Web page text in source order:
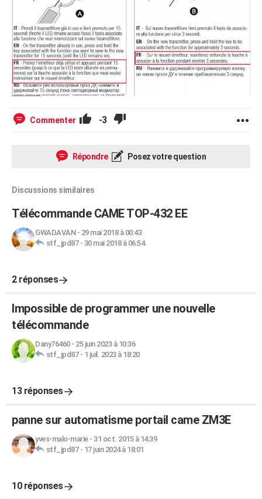
Commenter -3
Répondre Posez votre question
Discussions similaires
Télécommande CAME TOP-432 EE
GWADAVAN- 29 mai 2018 à 00:43
stf_jpd87- 30 mai 2018 à 06:54
2 réponses
Impossible de programmer une nouvelle
télécommande
Dany76460- 25 juin 2023 à 10:36
stf_jpd87- 1 juil. 2023 à 18:20
13 réponses
panne sur automatisme portail came ZM3E
yves-malo-marie- 31 oct. 2015 à 14:39
stf_jpd87- 17 juin 2024 à 18:01
10 réponses